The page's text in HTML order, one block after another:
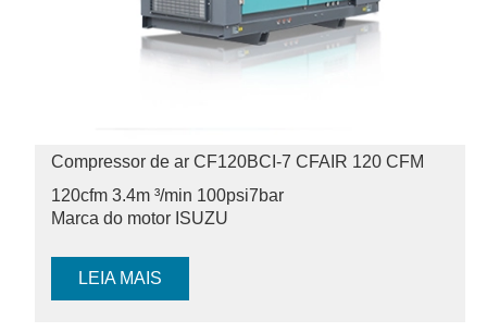
Compressor de ar CF120BCI-7 CFAIR 120 CFM
120cfm 3.4m ³/min 100psi7bar
Marca do motor ISUZU
LEIA MAIS